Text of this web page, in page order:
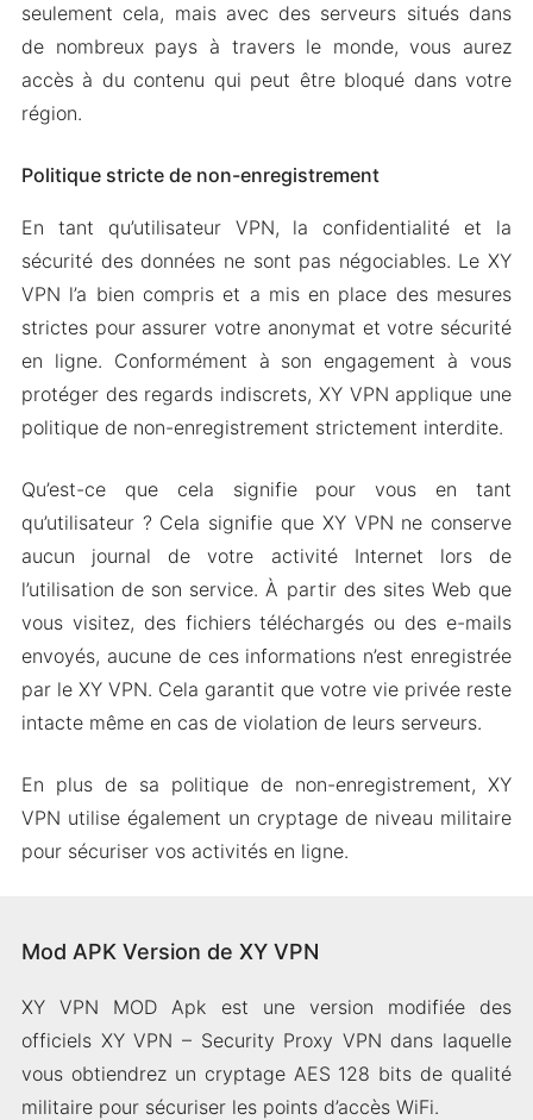
seulement cela, mais avec des serveurs situés dans
de nombreux pays à travers le monde, vous aurez
accès à du contenu qui peut être bloqué dans votre
région.
Politique stricte de non-enregistrement
En tant qu’utilisateur VPN, la confidentialité et la
sécurité des données ne sont pas négociables. Le XY
VPN l’a bien compris et a mis en place des mesures
strictes pour assurer votre anonymat et votre sécurité
en ligne. Conformément à son engagement à vous
protéger des regards indiscrets, XY VPN applique une
politique de non-enregistrement strictement interdite.
Qu’est-ce que cela signifie pour vous en tant
qu’utilisateur ? Cela signifie que XY VPN ne conserve
aucun journal de votre activité Internet lors de
l’utilisation de son service. À partir des sites Web que
vous visitez, des fichiers téléchargés ou des e-mails
envoyés, aucune de ces informations n’est enregistrée
par le XY VPN. Cela garantit que votre vie privée reste
intacte même en cas de violation de leurs serveurs.
En plus de sa politique de non-enregistrement, XY
VPN utilise également un cryptage de niveau militaire
pour sécuriser vos activités en ligne.
Mod APK Version de XY VPN
XY VPN MOD Apk est une version modifiée des
officiels XY VPN – Security Proxy VPN dans laquelle
vous obtiendrez un cryptage AES 128 bits de qualité
militaire pour sécuriser les points d’accès WiFi.